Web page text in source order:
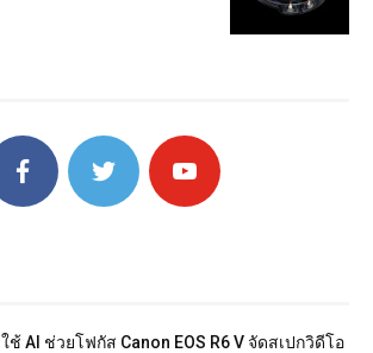
ใช้ AI ช่วยโฟกัส Canon EOS R6 V จัดสเปกวิดีโอ